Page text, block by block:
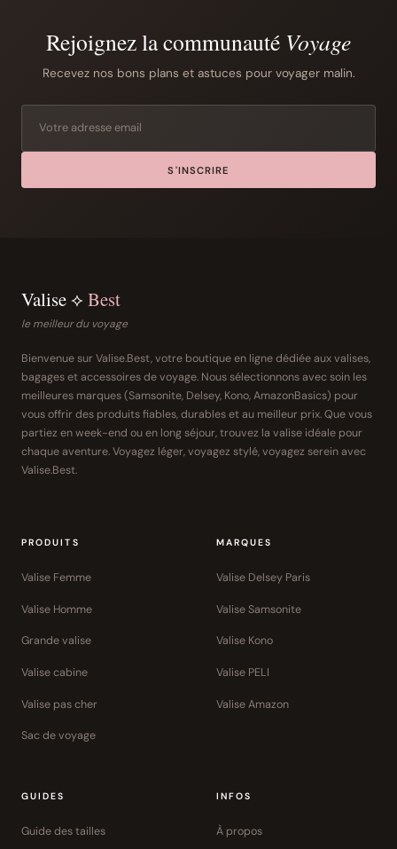
Rejoignez la communauté Voyage
Recevez nos bons plans et astuces pour voyager malin.
S'INSCRIRE
Valise ⟡ Best
le meilleur du voyage
Bienvenue sur Valise.Best, votre boutique en ligne dédiée aux valises,
bagages et accessoires de voyage. Nous sélectionnons avec soin les
meilleures marques (Samsonite, Delsey, Kono, AmazonBasics) pour
vous offrir des produits fiables, durables et au meilleur prix. Que vous
partiez en week-end ou en long séjour, trouvez la valise idéale pour
chaque aventure. Voyagez léger, voyagez stylé, voyagez serein avec
Valise.Best.
PRODUITS
Valise Femme
Valise Homme
Grande valise
Valise cabine
Valise pas cher
Sac de voyage
MARQUES
Valise Delsey Paris
Valise Samsonite
Valise Kono
Valise PELI
Valise Amazon
GUIDES
Guide des tailles
INFOS
À propos